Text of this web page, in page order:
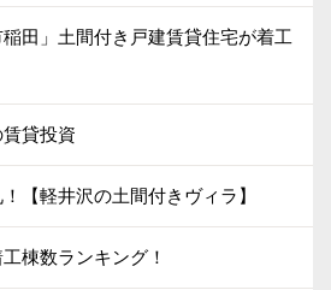
稲田」土間付き戸建賃貸住宅が着工
貸投資
【軽井沢の土間付きヴィラ】
棟数ランキング！